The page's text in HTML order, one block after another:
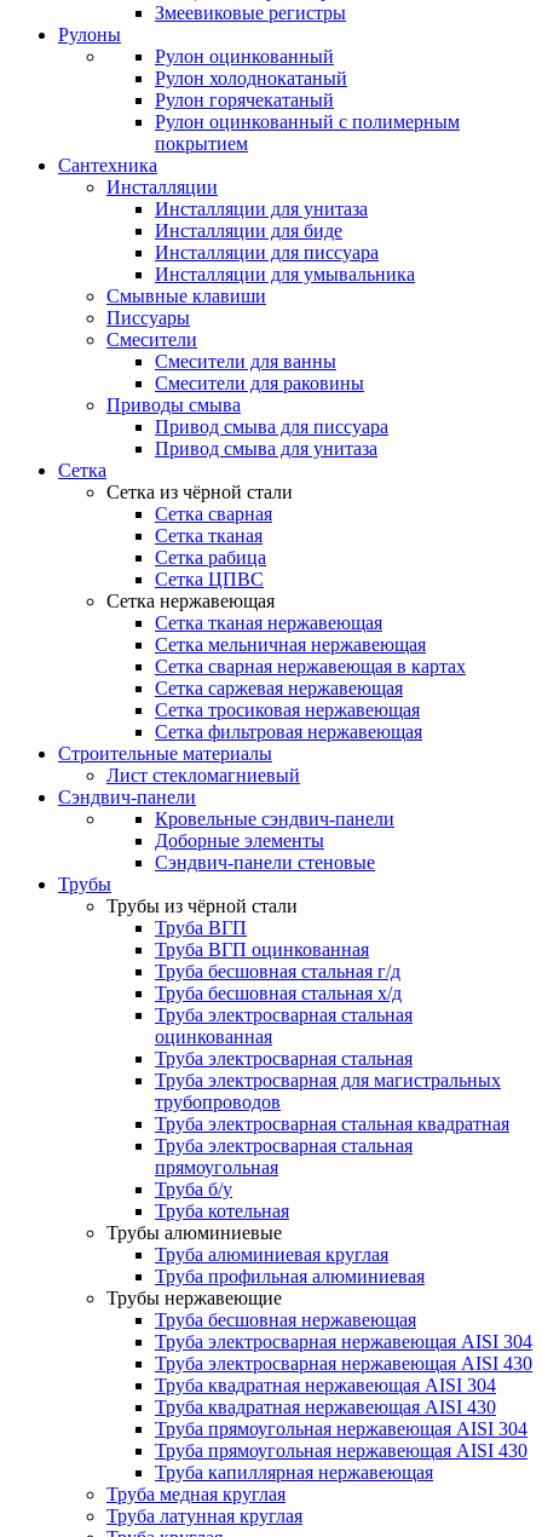
Змеевиковые регистры
Рулоны
Рулон оцинкованный
Рулон холоднокатаный
Рулон горячекатаный
Рулон оцинкованный с полимерным
покрытием
Сантехника
Инсталляции
Инсталляции для унитаза
Инсталляции для биде
Инсталляции для писсуара
Инсталляции для умывальника
Смывные клавиши
Писсуары
Смесители
Смесители для ванны
Смесители для раковины
Приводы смыва
Привод смыва для писсуара
Привод смыва для унитаза
Сетка
Сетка из чёрной стали
Сетка сварная
Сетка тканая
Сетка рабица
Сетка ЦПВС
Сетка нержавеющая
Сетка тканая нержавеющая
Сетка мельничная нержавеющая
Сетка сварная нержавеющая в картах
Сетка саржевая нержавеющая
Сетка тросиковая нержавеющая
Сетка фильтровая нержавеющая
Строительные материалы
Лист стекломагниевый
Сэндвич-панели
Кровельные сэндвич-панели
Доборные элементы
Сэндвич-панели стеновые
Трубы
Трубы из чёрной стали
Труба ВГП
Труба ВГП оцинкованная
Труба бесшовная стальная г/д
Труба бесшовная стальная х/д
Труба электросварная стальная
оцинкованная
Труба электросварная стальная
Труба электросварная для магистральных
трубопроводов
Труба электросварная стальная квадратная
Труба электросварная стальная
прямоугольная
Труба б/у
Труба котельная
Трубы алюминиевые
Труба алюминиевая круглая
Труба профильная алюминиевая
Трубы нержавеющие
Труба бесшовная нержавеющая
Труба электросварная нержавеющая AISI 304
Труба электросварная нержавеющая AISI 430
Труба квадратная нержавеющая AISI 304
Труба квадратная нержавеющая AISI 430
Труба прямоугольная нержавеющая AISI 304
Труба прямоугольная нержавеющая AISI 430
Труба капиллярная нержавеющая
Труба медная круглая
Труба латунная круглая